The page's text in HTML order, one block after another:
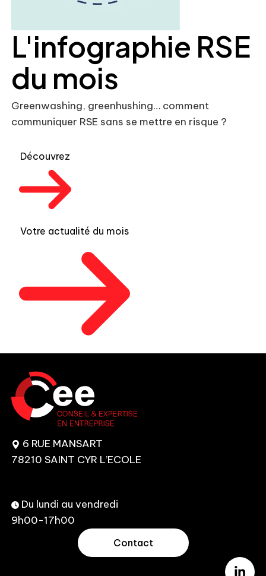
L'infographie RSE
du mois
Greenwashing, greenhushing… comment
communiquer RSE sans se mettre en risque ?
Découvrez
Votre actualité du mois
6 RUE MANSART
78210 SAINT CYR L’ECOLE
Du lundi au vendredi
9h00-17h00
Contact